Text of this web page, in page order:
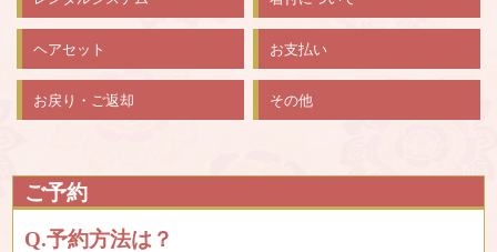
ヘアセット お支払い
お戻り・ご返却 その他
ご予約
予約方法は？